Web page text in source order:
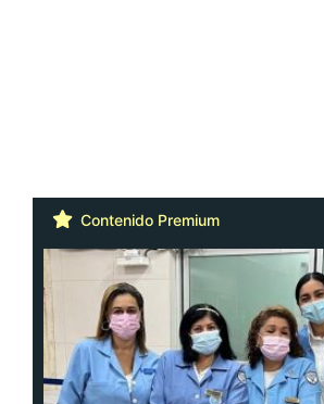
Contenido Premium